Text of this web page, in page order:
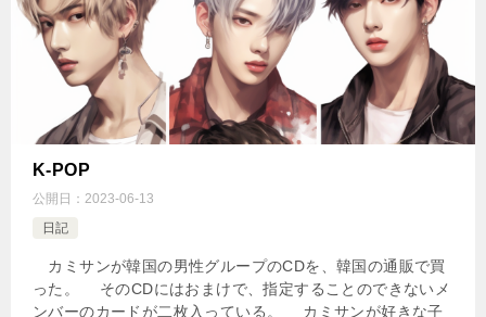
K-POP
公開日： 2023-06-13
日記
カミサンが韓国の男性グループのCDを、韓国の通販で買
った。 そのCDにはおまけで、指定することのできないメ
ンバーのカードが二枚入っている。 カミサンが好きな子